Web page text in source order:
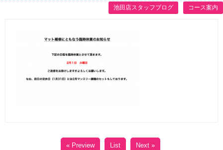
コース案内
池田店スタッフブログ
« Preview List Next »